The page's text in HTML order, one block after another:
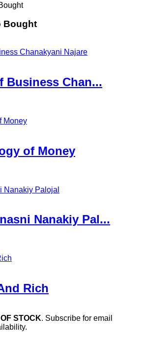
Bought
Business Chan...
of Money
Nanakiy Pal...
Rich
STOCK. Subscribe for email